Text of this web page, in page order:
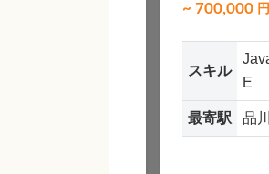
~ 700,000
スキル
E
最寄駅 品川